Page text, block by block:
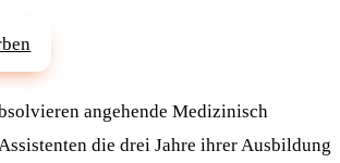
angehende Medizinisch
die drei Jahre ihrer Ausbildung